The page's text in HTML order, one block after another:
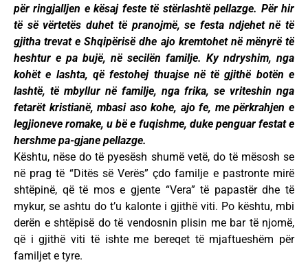
për ringjalljen e kësaj feste të stërlashtë pellazge. Për hir
të së vërtetës duhet të pranojmë, se festa ndjehet në të
gjitha trevat e Shqipërisë dhe ajo kremtohet në mënyrë të
heshtur e pa bujë, në secilën familje. Ky ndryshim, nga
kohët e lashta, që festohej thuajse në të gjithë botën e
lashtë, të mbyllur në familje, nga frika, se vriteshin nga
fetarët kristianë, mbasi aso kohe, ajo fe, me përkrahjen e
legjioneve romake, u bë e fuqishme, duke penguar festat e
hershme pa-gjane pellazge.
Kështu, nëse do të pyesësh shumë vetë, do të mësosh se
në prag të “Ditës së Verës” çdo familje e pastronte mirë
shtëpinë, që të mos e gjente “Vera” të papastër dhe të
mykur, se ashtu do t’u kalonte i gjithë viti. Po kështu, mbi
derën e shtëpisë do të vendosnin plisin me bar të njomë,
që i gjithë viti të ishte me bereqet të mjaftueshëm për
familjet e tyre.